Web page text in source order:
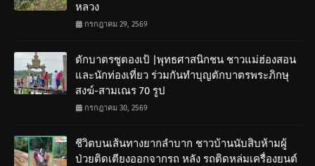
หลวง
กรกฎาคม 29, 2569
ตักบาตรซูตองเป้ |พุทธศาสนิกชน ชาวแม่ฮ่องสอน
และนักท่องเที่ยว ร่วมกันทำบุญตักบาตรพระภิกษุ
สงฆ์-สามเณร 70 รูป
กรกฎาคม 30, 2569
ชีวิตบนเส้นทางยากลำบาก ชาวบ้านนับสิบห้ามผู้
ป่วยติดเตียงออกจากรถ หลัง รถติดหล่มเครื่องยนต์